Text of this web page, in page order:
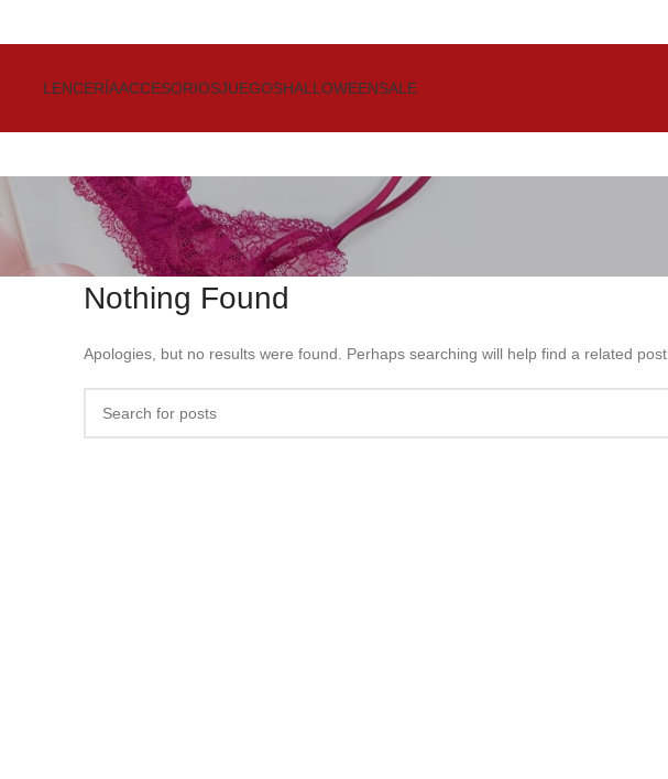
LENCERÍAACCESORIOSJUEGOSHALLOWEENSALE
Nothing Found
Apologies, but no results were found. Perhaps searching will help find a related post.